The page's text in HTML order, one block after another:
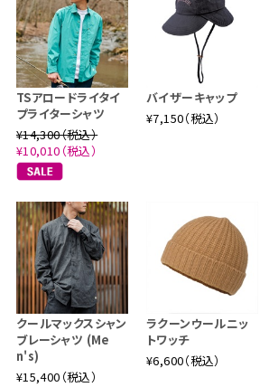
TSアロードライタイ
プライターシャツ
¥14,300（税込）
¥10,010（税込）
バイザーキャップ
¥7,150（税込）
クールマックスシャン
ブレーシャツ (Me
n's)
¥15,400（税込）
ラクーンウールニッ
トワッチ
¥6,600（税込）